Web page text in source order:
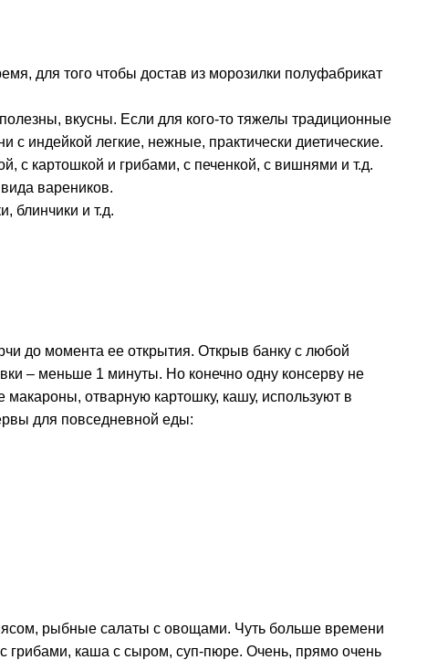
для того чтобы достав из морозилки полуфабрикат
вкусны. Если для кого-то тяжелы традиционные
индейкой легкие, нежные, практически диетические.
с картошкой и грибами, с печенкой, с вишнями и т.д.
вареников.
блинчики и т.д.
до момента ее открытия. Открыв банку с любой
– меньше 1 минуты. Но конечно одну консерву не
макароны, отварную картошку, кашу, используют в
для повседневной еды:
рыбные салаты с овощами. Чуть больше времени
грибами, каша с сыром, суп-пюре. Очень, прямо очень